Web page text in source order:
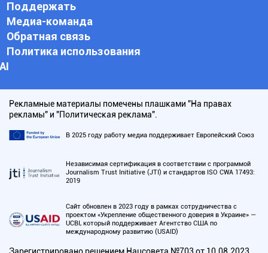
Поддержать
Медиа-команда
Обратная связь
Политика использования
АI
Рекламные материалы помечены плашками "На правах
рекламы" и "Политическая реклама".
В 2025 году работу медиа поддерживает Европейский Союз
Независимая сертификация в соответствии с программой
Journalism Trust Initiative (JTI) и стандартов ISO CWA 17493:
2019
Сайт обновлен в 2023 году в рамках сотрудничества с
проектом «Укрепление общественного доверия в Украине» —
UCBI, который поддерживает Агентство США по
международному развитию (USAID)